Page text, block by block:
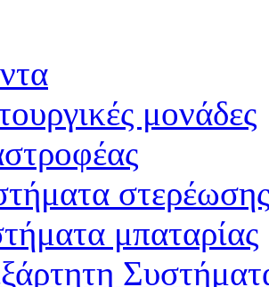
μονάδες
στερέωσης
μπαταρίας